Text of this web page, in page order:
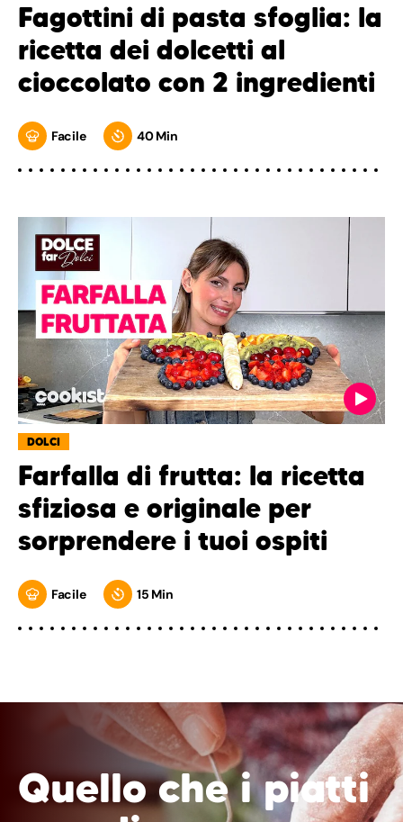
Fagottini di pasta sfoglia: la
ricetta dei dolcetti al
cioccolato con 2 ingredienti
Facile 40 Min
DOLCI
Farfalla di frutta: la ricetta
sfiziosa e originale per
sorprendere i tuoi ospiti
Facile 15 Min
Quello che i piatti